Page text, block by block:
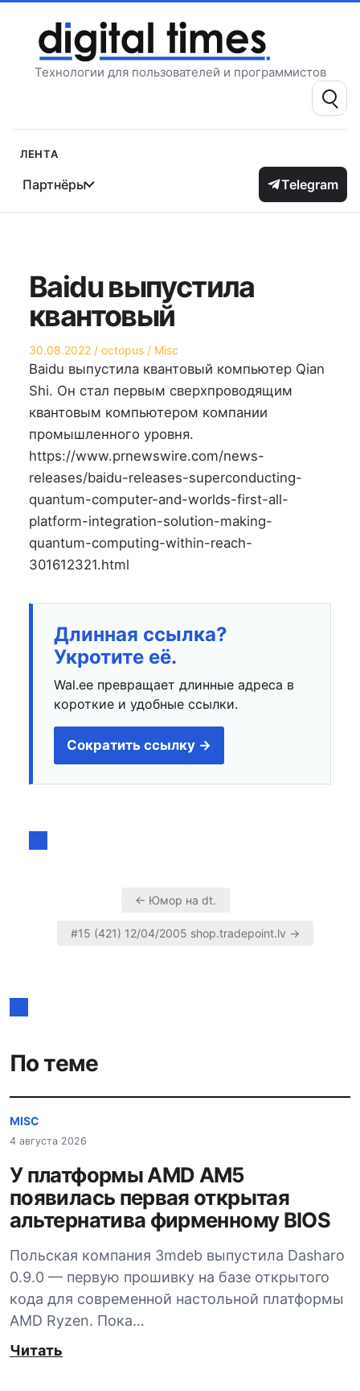
содержимому
Технологии для пользователей и программистов
Поиск:
Лента
Партнёры Telegram
Baidu выпустила
квантовый
Опубликовано
на
30.08.2022 Автор
octopus
Опубликовано
в
Misc
Baidu выпустила квантовый компьютер Qian
Shi. Он стал первым сверхпроводящим
квантовым компьютером компании
промышленного уровня.
https://www.prnewswire.com/news-
releases/baidu-releases-superconducting-
quantum-computer-and-worlds-first-all-
platform-integration-solution-making-
quantum-computing-within-reach-
301612321.html
Длинная ссылка?
Укротите её.
Wal.ee превращает длинные адреса в
короткие и удобные ссылки.
Сократить ссылку →
Навигация
← Юмор на dt.
#15 (421) 12/04/2005 shop.tradepoint.lv →
По теме
MISC
4 августа 2026
У платформы AMD AM5
появилась первая открытая
альтернатива фирменному BIOS
Польская компания 3mdeb выпустила Dasharo
0.9.0 — первую прошивку на базе открытого
кода для современной настольной платформы
AMD Ryzen. Пока…
Читать